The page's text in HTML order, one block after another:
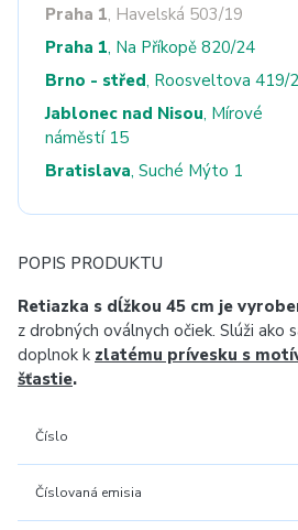
Praha 1, Havelská 503/19
Praha 1, Na Příkopě 820/24
Brno - střed, Roosveltova 419/
Jablonec nad Nisou, Mírové
náměstí 15
Bratislava, Suché Mýto 1
POPIS PRODUKTU
Retiazka s dĺžkou 45 cm je
z drobných oválnych očiek. Slúži ako
doplnok k zlatému prívesku s
šťastie.
Číslo
Číslovaná emisia